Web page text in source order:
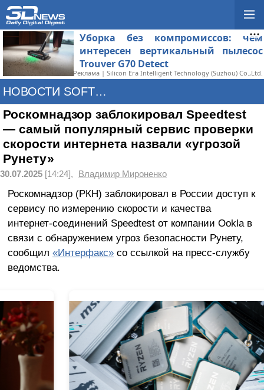
Уборка без компромиссов: чем
интересен вертикальный пылесос
Trouver G70 Detect
Реклама | Silicon Era Intelligent Technology (Suzhou) Co.,Ltd.
НОВОСТИ SOFTWARE
Роскомнадзор заблокировал Speedtest
— самый популярный сервис проверки
скорости интернета назвали «угрозой
Рунету»
30.07.2025 [14:24], Владимир Мироненко
Роскомнадзор (РКН) заблокировал в России доступ к
сервису по измерению скорости и качества
интернет-соединений Speedtest от компании Ookla в
связи с обнаружением угроз безопасности Рунету,
сообщил «Интерфакс»со ссылкой на пресс-службу
ведомства.